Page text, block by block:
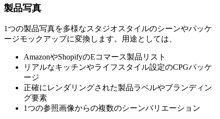
製品写真
1つの製品写真を多様なスタジオスタイルのシーンやパッケ
ージモックアップに変換します。用途としては、
AmazonやShopifyのEコマース製品リスト
リアルなキッチンやライフスタイル設定のCPGパッケ
ージ
正確にレンダリングされた製品ラベルやブランディン
グ要素
1つの参照画像からの複数のシーンバリエーション